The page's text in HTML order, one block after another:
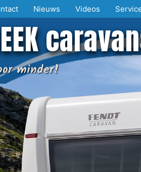
Nieuws Videos
minder!